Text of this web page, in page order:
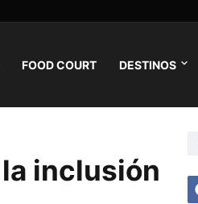
FOOD COURT DESTINOS
inclusión